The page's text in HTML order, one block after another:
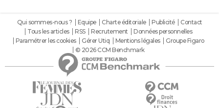
Qui sommes-nous ? Equipe Charte éditoriale Publicité
Contact
Tous les articles
RSS Recrutement
Données personnelles
Paramétrer les cookies
Gérer Utiq Mentions légales
Groupe Figaro
© 2026 CCM Benchmark